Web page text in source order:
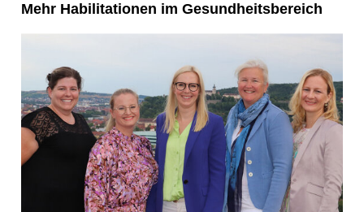
Mehr Habilitationen im Gesundheitsbereich